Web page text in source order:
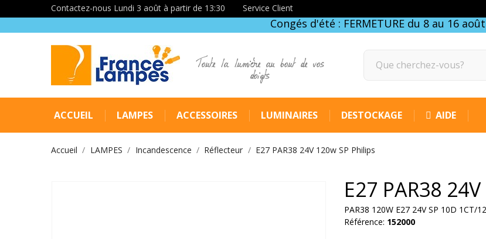
Contactez-nous Lundi 3 août à partir de 13:30 Service Client
Congés d'été : FERMETURE du 8 au 16
Toute la lumière au bout de vos
doigts
ACCUEIL LAMPES ACCESSOIRES LUMINAIRES DESTOCKAGE AIDE
Accueil LAMPES Incandescence Réflecteur E27 PAR38 24V 120w SP Philips
E27 PAR38
PAR38 120W E27 24V SP 10D 1CT/12
Référence: 152000